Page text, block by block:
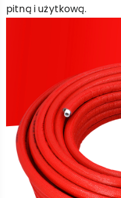
pitną i użytkową.